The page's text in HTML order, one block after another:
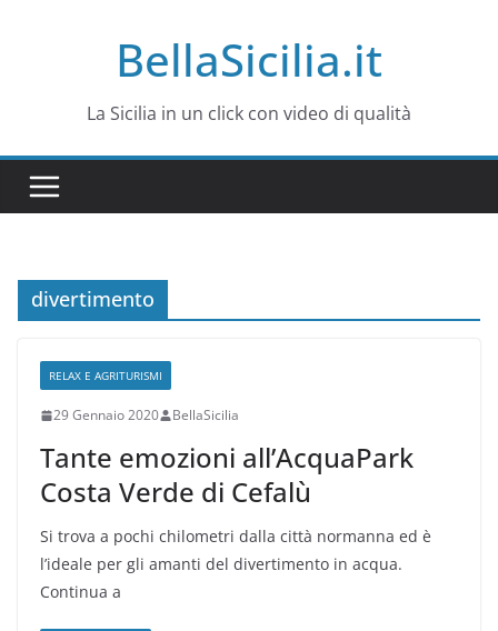
BellaSicilia.it
La Sicilia in un click con video di qualità
divertimento
RELAX E AGRITURISMI
29 Gennaio 2020 BellaSicilia
Tante emozioni all’AcquaPark
Costa Verde di Cefalù
Si trova a pochi chilometri dalla città normanna ed è
l’ideale per gli amanti del divertimento in acqua.
Continua a